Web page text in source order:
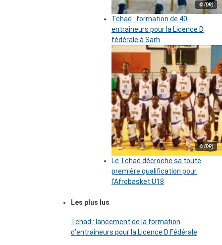
© (DR)
Tchad : formation de 40
entraîneurs pour la Licence D
fédérale à Sarh
© (DR)
Le Tchad décroche sa toute
première qualification pour
l’Afrobasket U18
Les plus lus
Tchad : lancement de la formation
d’entraîneurs pour la Licence D Fédérale